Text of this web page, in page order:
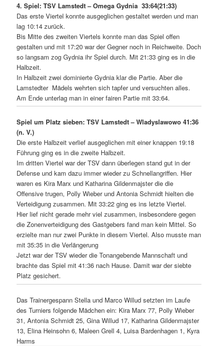
4. Spiel: TSV Lamstedt – Omega Gydnia 33:64(21:33)
Das erste Viertel konnte ausgeglichen gestaltet werden und man
lag 10:14 zurück.
Bis Mitte des zweiten Viertels konnte man das Spiel offen
gestalten und mit 17:20 war der Gegner noch in Reichweite. Doch
so langsam zog Gydnia ihr Spiel durch. Mit 21:33 ging es in die
Halbzeit.
In Halbzeit zwei dominierte Gydnia klar die Partie. Aber die
Lamstedter Mädels wehrten sich tapfer und versuchten alles.
Am Ende unterlag man in einer fairen Partie mit 33:64.
Spiel um Platz sieben: TSV Lamstedt – Wladyslawowo 41:36
(n. V.)
Die erste Halbzeit verlief ausgeglichen mit einer knappen 19:18
Führung ging es in die zweite Halbzeit.
Im dritten Viertel war der TSV dann überlegen stand gut in der
Defense und kam dazu immer wieder zu Schnellangriffen. Hier
waren es Kira Marx und Katharina Gildenmajster die die
Offensive trugen, Polly Wieber und Antonia Schmidt hielten die
Verteidigung zusammen. Mit 33:22 ging es ins letzte Viertel.
Hier lief nicht gerade mehr viel zusammen, insbesondere gegen
die Zonenverteidigung des Gastgebers fand man kein Mittel. So
erzielte man nur zwei Punkte in diesem Viertel. Also musste man
mit 35:35 in die Verlängerung
Jetzt war der TSV wieder die Tonangebende Mannschaft und
brachte das Spiel mit 41:36 nach Hause. Damit war der siebte
Platz gesichert.
Das Trainergespann Stella und Marco Willud setzten im Laufe
des Turniers folgende Mädchen ein: Kira Marx 77, Polly Wieber
31, Antonia Schmidt 25, Gina Willud 17, Katharina Gildenmajster
13, Elina Heinsohn 6, Maleen Grell 4, Luisa Bardenhagen 1, Kyra
Harms